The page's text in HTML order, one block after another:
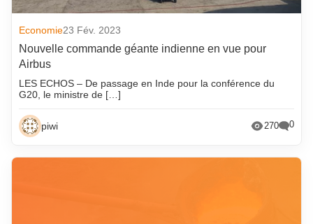
Economie23 Fév. 2023
Nouvelle commande géante indienne en vue pour
Airbus
LES ECHOS – De passage en Inde pour la conférence du
G20, le ministre de […]
piwi 270 0